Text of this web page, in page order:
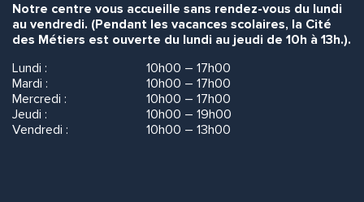
Notre centre vous accueille sans rendez-vous du lundi
au vendredi. (Pendant les vacances scolaires, la Cité
des Métiers est ouverte du lundi au jeudi de 10h à 13h.).
Lundi :
10h00 – 17h00
Mardi :
10h00 – 17h00
Mercredi :
10h00 – 17h00
Jeudi :
10h00 – 19h00
Vendredi :
10h00 – 13h00